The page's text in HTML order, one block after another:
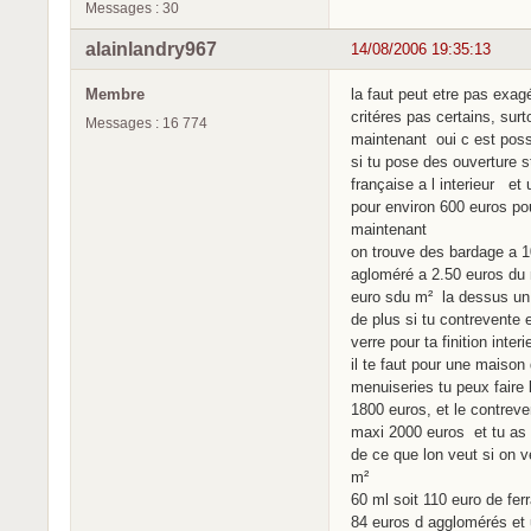
Messages : 30
14/08/2006 19:35:13
alainlandry967
Membre
Messages : 16 774
la faut peut etre pas
critéres pas certains,
maintenant oui c est
si tu pose des ouverture
française a l interieur et
pour environ 600 euros
maintenant
on trouve des bardage a
agloméré a 2.50 euros
euro sdu m² la dessus
de plus si tu contrevente
verre pour ta finition
il te faut pour une
menuiseries tu peux
1800 euros, et le
maxi 2000 euros et tu as
de ce que lon veut si on
m²
60 ml soit 110 euro de
84 euros d agglomérés